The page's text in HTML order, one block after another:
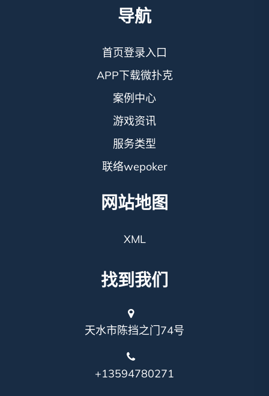
导航
首页登录入口
APP下载微扑克
案例中心
游戏资讯
服务类型
联络wepoker
网站地图
XML
找到我们
天水市陈挡之门74号
+13594780271